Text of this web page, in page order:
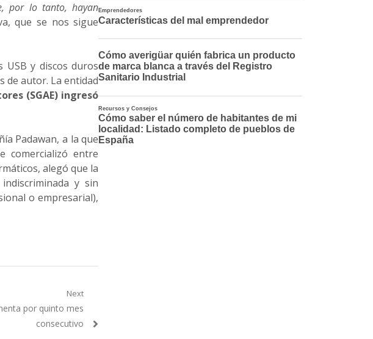
por lo tanto, hayan
que se nos sigue
USB y discos duros
de autor. La entidad
(SGAE) ingresó
Padawan, a la que
comercializó entre
alegó que la
y sin
o empresarial),
Next
por quinto mes
consecutivo